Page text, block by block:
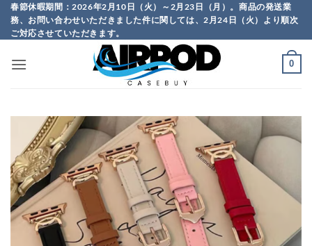
Skip
content
春節休暇期間：2026年2月10日（火）～2月23日（月）。商品の発送業
務、お問い合わせいただきました件に関しては、2月24日（火）より順次
ご対応させていただきます。
0